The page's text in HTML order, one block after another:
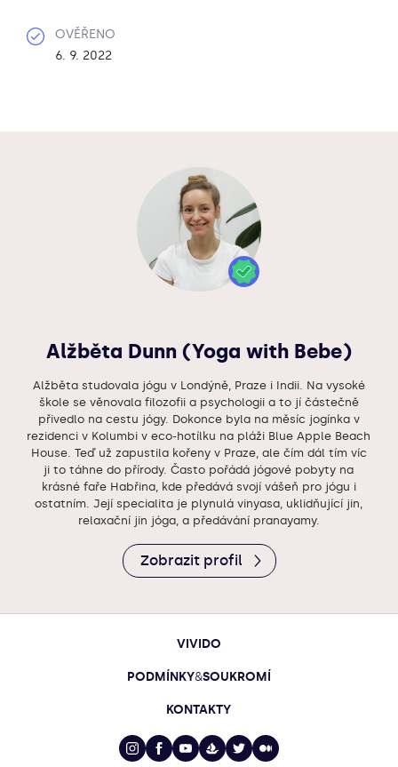
OVĚŘENO
6. 9. 2022
Alžběta Dunn (Yoga with Bebe)
Alžběta studovala jógu v Londýně, Praze i Indii. Na vysoké
škole se věnovala filozofii a psychologii a to jí částečně
přivedlo na cestu jógy. Dokonce byla na měsíc jogínka v
rezidenci v Kolumbi v eco-hotílku na pláži Blue Apple Beach
House. Teď už zapustila kořeny v Praze, ale čím dál tím víc
ji to táhne do přírody. Často pořádá jógové pobyty na
krásné faře Habřina, kde předává svojí vášeň pro jógu i
ostatním. Její specialita je plynulá vinyasa, uklidňující jin,
relaxační jin jóga, a předávání pranayamy.
Zobrazit profil
VIVIDO
PODMÍNKY&SOUKROMÍ
KONTAKTY